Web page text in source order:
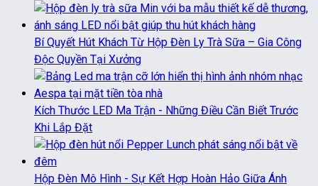
Bí Quyết Hút Khách Từ Hộp Đèn Ly Trà Sữa – Gia Công
Độc Quyền Tại Xưởng
Kích Thước LED Ma Trận - Những Điều Cần Biết Trước
Khi Lắp Đặt
Hộp Đèn Mô Hình - Sự Kết Hợp Hoàn Hảo Giữa Ánh